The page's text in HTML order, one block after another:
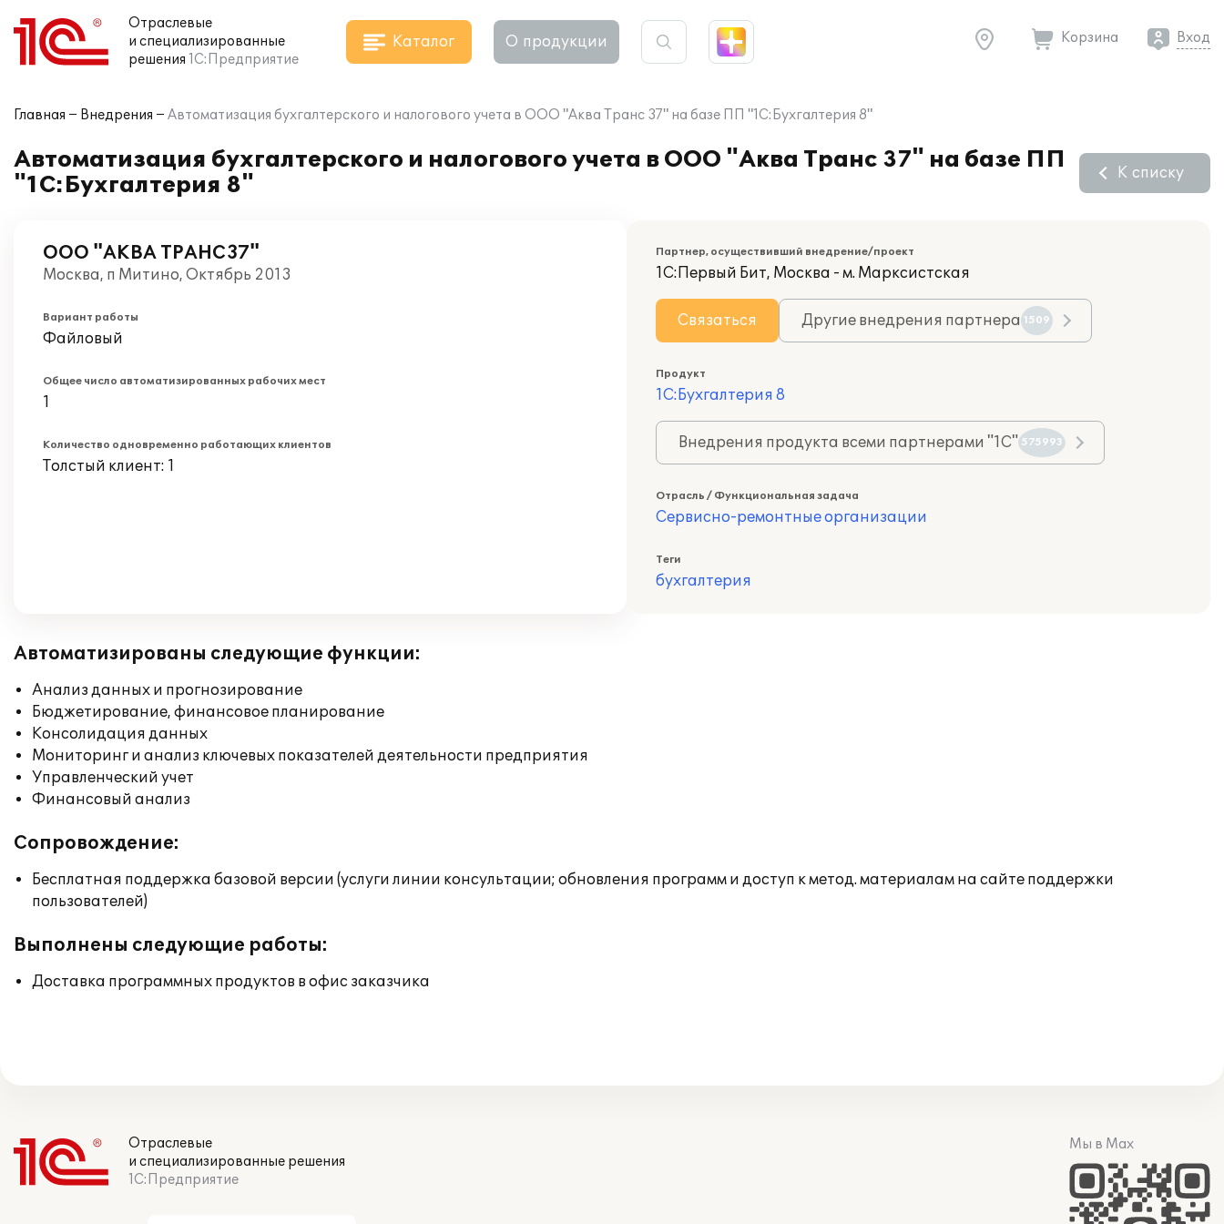
Отраслевые
и специализированные
решения 1С:Предприятие
Каталог О продукции Корзина Вход
Главная Внедрения Автоматизация бухгалтерского и налогового учета в ООО "Аква Транс 37" на базе ПП "1С:Бухгалтерия 8"
Автоматизация бухгалтерского и налогового учета в ООО "Аква Транс 37" на базе ПП
"1С:Бухгалтерия 8"
К списку
ООО "АКВА ТРАНС37"
Москва, п Митино, Октябрь 2013
Вариант работы
Файловый
Общее число автоматизированных рабочих мест
1
Количество одновременно работающих клиентов
Толстый клиент: 1
Партнер, осуществивший внедрение/проект
1С:Первый Бит, Москва - м. Марксистская
Связаться Другие внедрения партнера 1509
Продукт
1С:Бухгалтерия 8
Внедрения продукта всеми партнерами "1С" 575993
Отрасль / Функциональная задача
Сервисно-ремонтные организации
Теги
бухгалтерия
Автоматизированы следующие функции:
Анализ данных и прогнозирование
Бюджетирование, финансовое планирование
Консолидация данных
Мониторинг и анализ ключевых показателей деятельности предприятия
Управленческий учет
Финансовый анализ
Сопровождение:
Бесплатная поддержка базовой версии (услуги линии консультации; обновления программ и доступ к метод. материалам на сайте поддержки
пользователей)
Выполнены следующие работы:
Доставка программных продуктов в офис заказчика
Отраслевые
и специализированные решения
1С:Предприятие
Мы в Max